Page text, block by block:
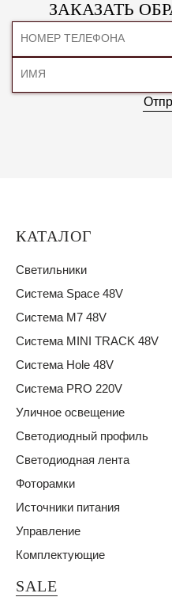
ЗАКАЗАТЬ
КАТАЛОГ
Светильники
Система Space 48V
Система M7 48V
Система MINI TRACK 48V
Система Hole 48V
Система PRO 220V
Уличное освещение
Светодиодный профиль
Светодиодная лента
Фоторамки
Источники питания
Управление
Комплектующие
SALE